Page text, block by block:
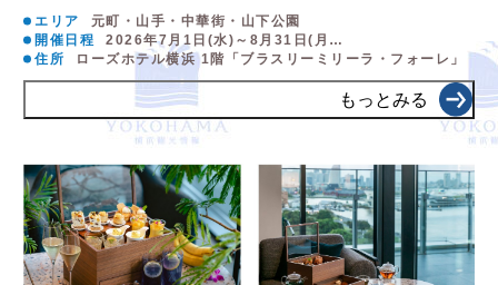
エリア
元町・山手・中華街・山下公園
開催日程
2026年7月1日(水)～8月31日(月…
住所
ローズホテル横浜 1階「ブラスリーミリーラ・フォーレ」
もっとみる